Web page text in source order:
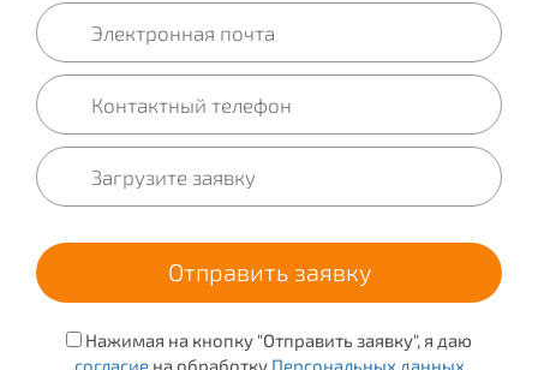
Нажимая на кнопку "Отправить заявку", я даю
согласиена обработку Персональных данных